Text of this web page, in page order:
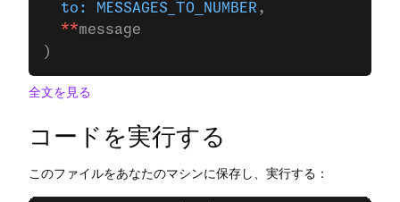
  to:
MESSAGES_TO_NUMBER ,
  **
message
)
全文を見る
コードを実行する
このファイルをあなたのマシンに保存し、実行する：